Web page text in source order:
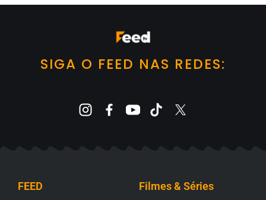
SIGA O FEED NAS REDES:
FEED Filmes & Séries